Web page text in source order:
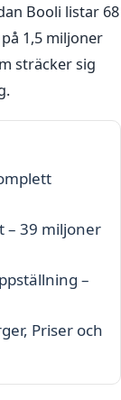
Booli listar 68
1,5 miljoner
sträcker sig
– 39 miljoner
–
Priser och